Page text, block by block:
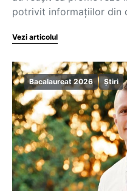
potrivit informațiilor din
Vezi articolul
Bacalaureat 2026 Știri